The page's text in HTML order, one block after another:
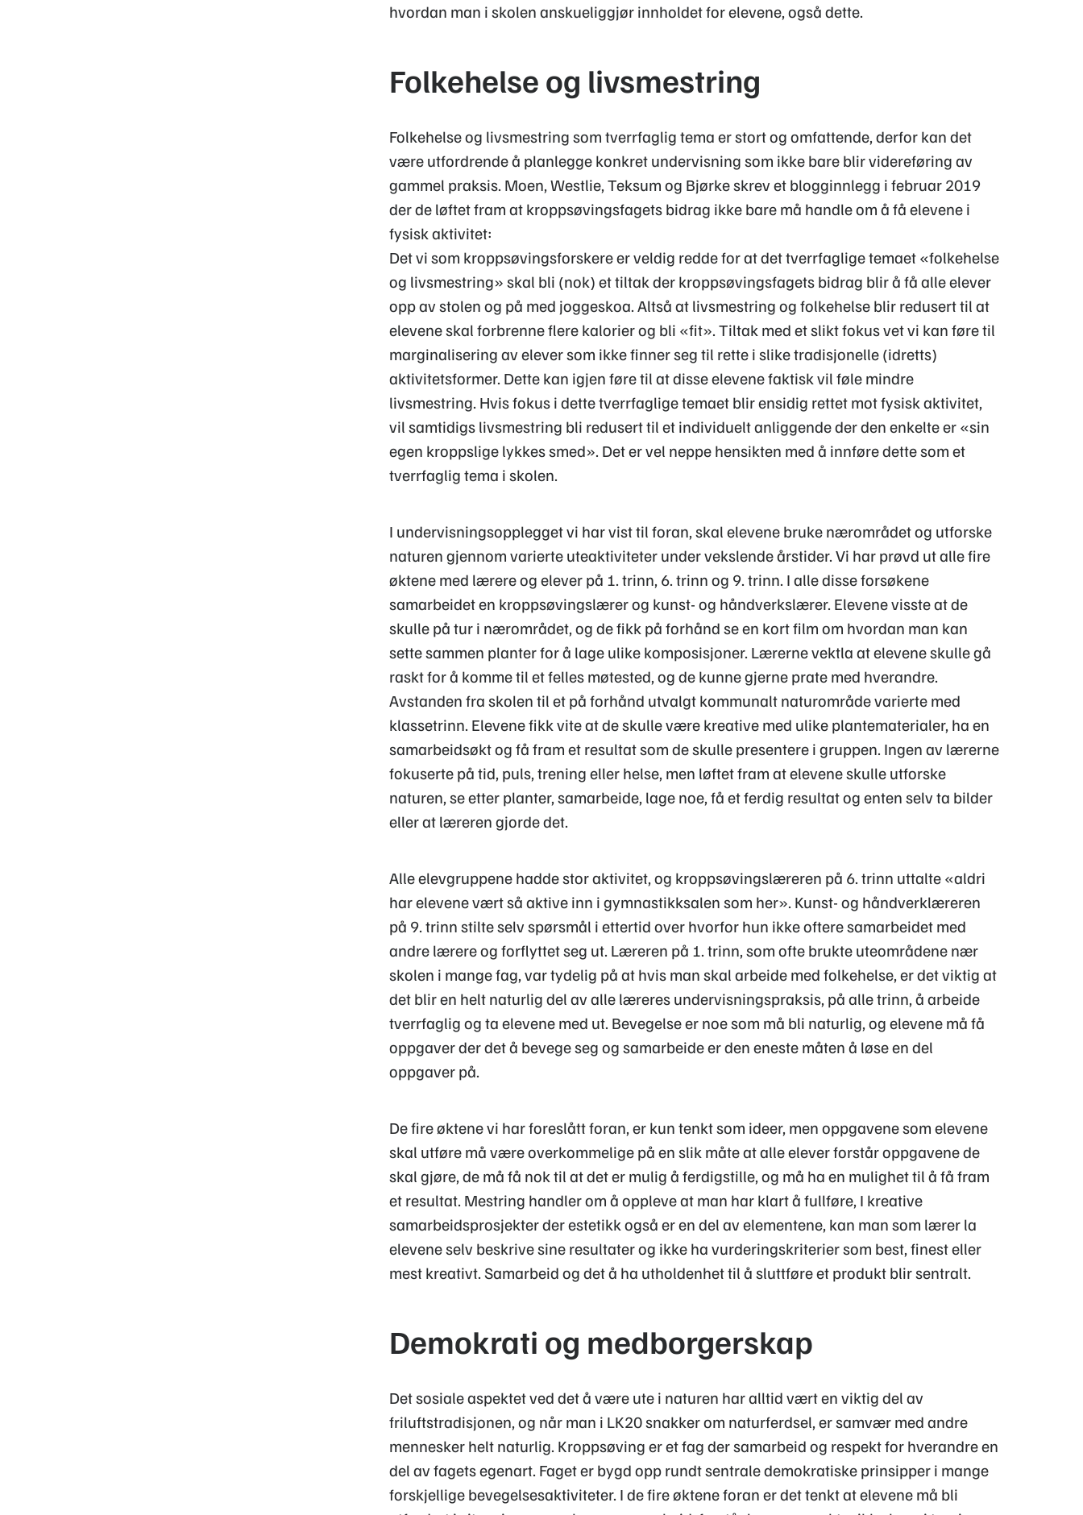
hvordan man i skolen anskueliggjør innholdet for elevene, også dette.
Folkehelse og livsmestring
Folkehelse og livsmestring som tverrfaglig tema er stort og omfattende, derfor kan det
være utfordrende å planlegge konkret undervisning som ikke bare blir videreføring av
gammel praksis. Moen, Westlie, Teksum og Bjørke skrev et blogginnlegg i februar 2019
der de løftet fram at kroppsøvingsfagets bidrag ikke bare må handle om å få elevene i
fysisk aktivitet:
Det vi som kroppsøvingsforskere er veldig redde for at det tverrfaglige temaet «folkehelse
og livsmestring» skal bli (nok) et tiltak der kroppsøvingsfagets bidrag blir å få alle elever
opp av stolen og på med joggeskoa. Altså at livsmestring og folkehelse blir redusert til at
elevene skal forbrenne flere kalorier og bli «fit». Tiltak med et slikt fokus vet vi kan føre til
marginalisering av elever som ikke finner seg til rette i slike tradisjonelle (idretts)
aktivitetsformer. Dette kan igjen føre til at disse elevene faktisk vil føle mindre
livsmestring. Hvis fokus i dette tverrfaglige temaet blir ensidig rettet mot fysisk aktivitet,
vil samtidigs livsmestring bli redusert til et individuelt anliggende der den enkelte er «sin
egen kroppslige lykkes smed». Det er vel neppe hensikten med å innføre dette som et
tverrfaglig tema i skolen.
I undervisningsopplegget vi har vist til foran, skal elevene bruke nærområdet og utforske
naturen gjennom varierte uteaktiviteter under vekslende årstider. Vi har prøvd ut alle fire
øktene med lærere og elever på 1. trinn, 6. trinn og 9. trinn. I alle disse forsøkene
samarbeidet en kroppsøvingslærer og kunst- og håndverkslærer. Elevene visste at de
skulle på tur i nærområdet, og de fikk på forhånd se en kort film om hvordan man kan
sette sammen planter for å lage ulike komposisjoner. Lærerne vektla at elevene skulle gå
raskt for å komme til et felles møtested, og de kunne gjerne prate med hverandre.
Avstanden fra skolen til et på forhånd utvalgt kommunalt naturområde varierte med
klassetrinn. Elevene fikk vite at de skulle være kreative med ulike plantematerialer, ha en
samarbeidsøkt og få fram et resultat som de skulle presentere i gruppen. Ingen av lærerne
fokuserte på tid, puls, trening eller helse, men løftet fram at elevene skulle utforske
naturen, se etter planter, samarbeide, lage noe, få et ferdig resultat og enten selv ta bilder
eller at læreren gjorde det.
Alle elevgruppene hadde stor aktivitet, og kroppsøvingslæreren på 6. trinn uttalte «aldri
har elevene vært så aktive inn i gymnastikksalen som her». Kunst- og håndverklæreren
på 9. trinn stilte selv spørsmål i ettertid over hvorfor hun ikke oftere samarbeidet med
andre lærere og forflyttet seg ut. Læreren på 1. trinn, som ofte brukte uteområdene nær
skolen i mange fag, var tydelig på at hvis man skal arbeide med folkehelse, er det viktig at
det blir en helt naturlig del av alle læreres undervisningspraksis, på alle trinn, å arbeide
tverrfaglig og ta elevene med ut. Bevegelse er noe som må bli naturlig, og elevene må få
oppgaver der det å bevege seg og samarbeide er den eneste måten å løse en del
oppgaver på.
De fire øktene vi har foreslått foran, er kun tenkt som ideer, men oppgavene som elevene
skal utføre må være overkommelige på en slik måte at alle elever forstår oppgavene de
skal gjøre, de må få nok til at det er mulig å ferdigstille, og må ha en mulighet til å få fram
et resultat. Mestring handler om å oppleve at man har klart å fullføre, I kreative
samarbeidsprosjekter der estetikk også er en del av elementene, kan man som lærer la
elevene selv beskrive sine resultater og ikke ha vurderingskriterier som best, finest eller
mest kreativt. Samarbeid og det å ha utholdenhet til å sluttføre et produkt blir sentralt.
Demokrati og medborgerskap
Det sosiale aspektet ved det å være ute i naturen har alltid vært en viktig del av
friluftstradisjonen, og når man i LK20 snakker om naturferdsel, er samvær med andre
mennesker helt naturlig. Kroppsøving er et fag der samarbeid og respekt for hverandre en
del av fagets egenart. Faget er bygd opp rundt sentrale demokratiske prinsipper i mange
forskjellige bevegelsesaktiviteter. I de fire øktene foran er det tenkt at elevene må bli